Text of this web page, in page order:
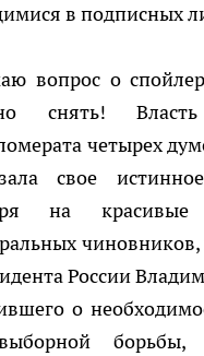
в подписных
вопрос о
снять!
четырех
свое
на красивые
России
о